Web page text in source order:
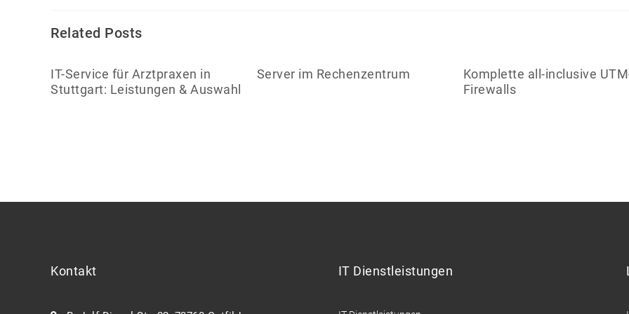
Related Posts
IT-Service für Arztpraxen in
Stuttgart: Leistungen & Auswahl
Server im Rechenzentrum
Komplette all-inclusive
Firewalls
Kontakt IT Dienstleistungen